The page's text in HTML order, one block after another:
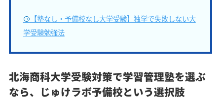
【塾なし・予備校なし大学受験】独学で失敗しない大
学受験勉強法
北海商科大学受験対策で学習管理塾を選ぶ
なら、じゅけラボ予備校という選択肢